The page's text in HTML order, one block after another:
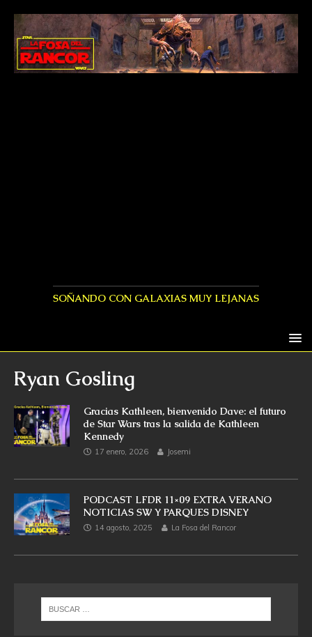
SOÑANDO CON GALAXIAS MUY LEJANAS
Ryan Gosling
Gracias Kathleen, bienvenido Dave: el futuro
de Star Wars tras la salida de Kathleen
Kennedy
17 enero, 2026 Josemi
PODCAST LFDR 11×09 EXTRA VERANO
NOTICIAS SW Y PARQUES DISNEY
14 agosto, 2025 La Fosa del Rancor